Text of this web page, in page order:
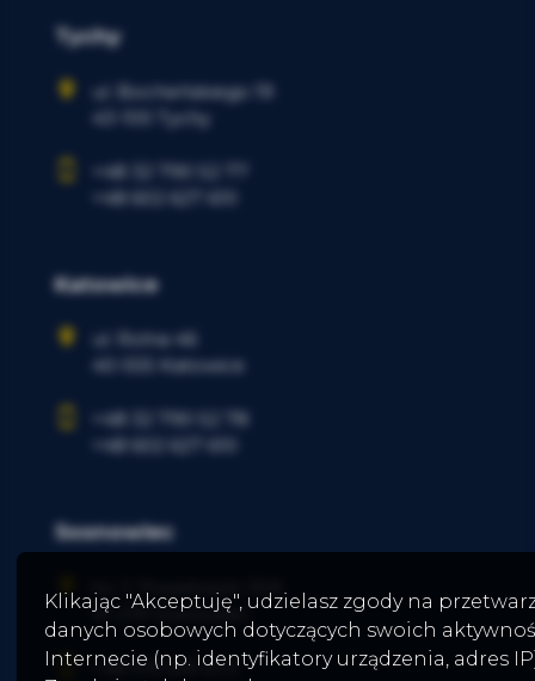
Klikając "Akceptuję", udzielasz zgody na
danych osobowych dotyczących swoich
Internecie (np. identyfikatory urządzenia, adres
Tychy
ul. Bocheńskiego 19
43-100 Tychy
+48 32 790 52 77
+48 602 627 610
Katowice
ul. Rolna 46
40-555 Katowice
+48 32 790 52 78
+48 602 627 610
Sosnowiec
41-219 Sosnowiec
+48519 595 672